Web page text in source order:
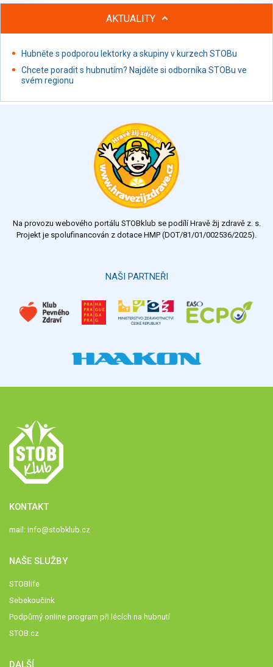
Restaurace, jídelny, hotová jídla
AKTUALITY
Hubněte s podporou lektorky a skupiny v kurzech STOBu
Chcete poradit s hubnutím? Najděte si odborníka STOBu ve
svém regionu
Na provozu webového portálu STOBklub se podílí Hravě žij zdravě z. s.
Projekt je spolufinancován z dotace HMP (DOT/81/01/002536/2025).
NAŠI PARTNEŘI
KONTAKT
mail: info@stobklub.cz
NAŠE SLUŽBY
STOBlife
Sebekoučink
Podpůrný online program při lécích na hubnutí
STOB.cz
DALŠÍ